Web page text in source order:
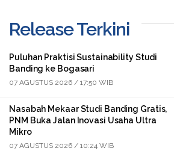
Release Terkini
Puluhan Praktisi Sustainability Studi
Banding ke Bogasari
07 AGUSTUS 2026 / 17:50 WIB
Nasabah Mekaar Studi Banding Gratis,
PNM Buka Jalan Inovasi Usaha Ultra
Mikro
07 AGUSTUS 2026 / 10:24 WIB